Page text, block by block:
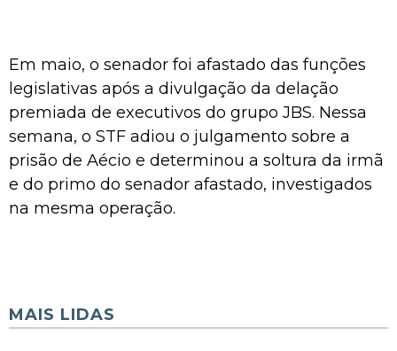
Em maio, o senador foi afastado das funções
legislativas após a divulgação da delação
premiada de executivos do grupo JBS. Nessa
semana, o STF adiou o julgamento sobre a
prisão de Aécio e determinou a soltura da irmã
e do primo do senador afastado, investigados
na mesma operação.
MAIS LIDAS